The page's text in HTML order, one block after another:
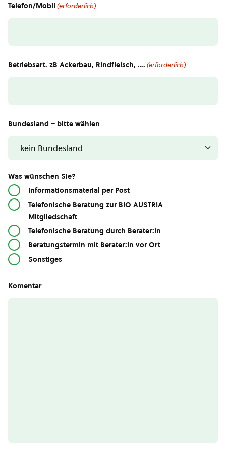
Telefon/Mobil (erforderlich)
Betriebsart. zB Ackerbau, Rindfleisch, …. (erforderlich)
Bundesland – bitte wählen
Was wünschen Sie?
Informationsmaterial per Post
Telefonische Beratung zur BIO AUSTRIA
Mitgliedschaft
Telefonische Beratung durch Berater:in
Beratungstermin mit Berater:in vor Ort
Sonstiges
Komentar